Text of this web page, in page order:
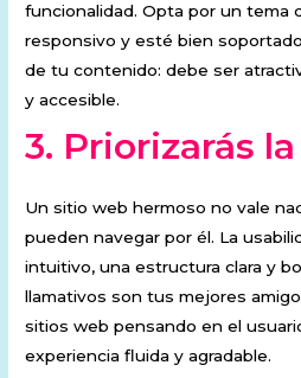
funcionalidad. Opta por un tema
responsivo y esté bien
de tu contenido: debe ser
y accesible.
3. Priorizarás
Un sitio web hermoso no vale
pueden navegar por él. La
intuitivo, una estructura clara y
llamativos son tus mejores
sitios web pensando en el
experiencia fluida y agradable.